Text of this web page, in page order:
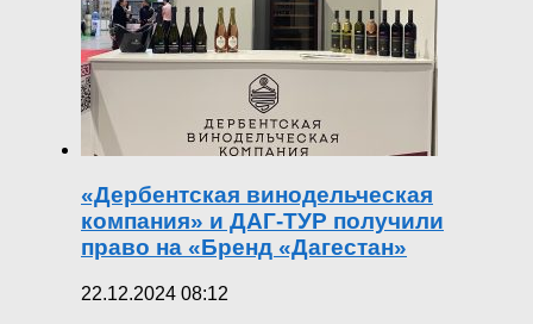
«Дербентская винодельческая
компания» и ДАГ-ТУР получили
право на «Бренд «Дагестан»
22.12.2024 08:12